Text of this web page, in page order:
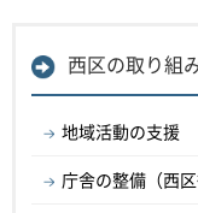
西区の取り組
地域活動の支援
庁舎の整備（西